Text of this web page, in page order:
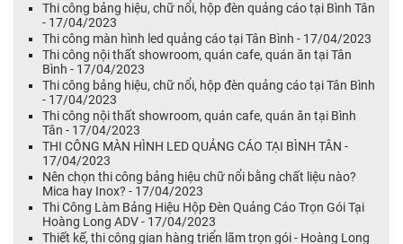
Thi công bảng hiệu, chữ nổi, hộp đèn quảng cáo tại Bình Tân
- 17/04/2023
Thi công màn hình led quảng cáo tại Tân Bình - 17/04/2023
Thi công nội thất showroom, quán cafe, quán ăn tại Tân
Bình - 17/04/2023
Thi công bảng hiệu, chữ nổi, hộp đèn quảng cáo tại Tân Bình
- 17/04/2023
Thi công nội thất showroom, quán cafe, quán ăn tại Bình
Tân - 17/04/2023
THI CÔNG MÀN HÌNH LED QUẢNG CÁO TẠI BÌNH TÂN -
17/04/2023
Nên chọn thi công bảng hiệu chữ nổi bằng chất liệu nào?
Mica hay Inox? - 17/04/2023
Thi Công Làm Bảng Hiệu Hộp Đèn Quảng Cáo Trọn Gói Tại
Hoàng Long ADV - 17/04/2023
Thiết kế, thi công gian hàng triển lãm trọn gói - Hoàng Long